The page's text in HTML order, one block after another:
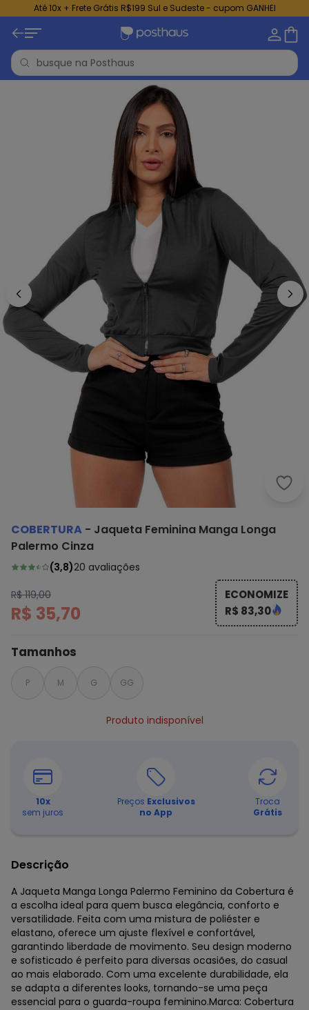
Até 10x + Frete Grátis R$199 Sul e Sudeste - cupom GANHEI
COBERTURA - Jaqueta Feminina Manga Longa
Palermo Cinza
(3,8)20 avaliações
R$ 119,00
R$ 35,70
ECONOMIZE
R$ 83,30
Tamanhos
P M G GG
Produto indisponível
10x
sem juros
Preços Exclusivos
no App
Troca
Grátis
Descrição
A Jaqueta Manga Longa Palermo Feminino da Cobertura é
a escolha ideal para quem busca elegância, conforto e
versatilidade. Feita com uma mistura de poliéster e
elastano, oferece um ajuste flexível e confortável,
garantindo liberdade de movimento. Seu design moderno
e sofisticado é perfeito para diversas ocasiões, do casual
ao mais elaborado. Com uma excelente durabilidade, ela
se adapta a diferentes looks, tornando-se uma peça
essencial para o guarda-roupa feminino.Marca: Cobertura